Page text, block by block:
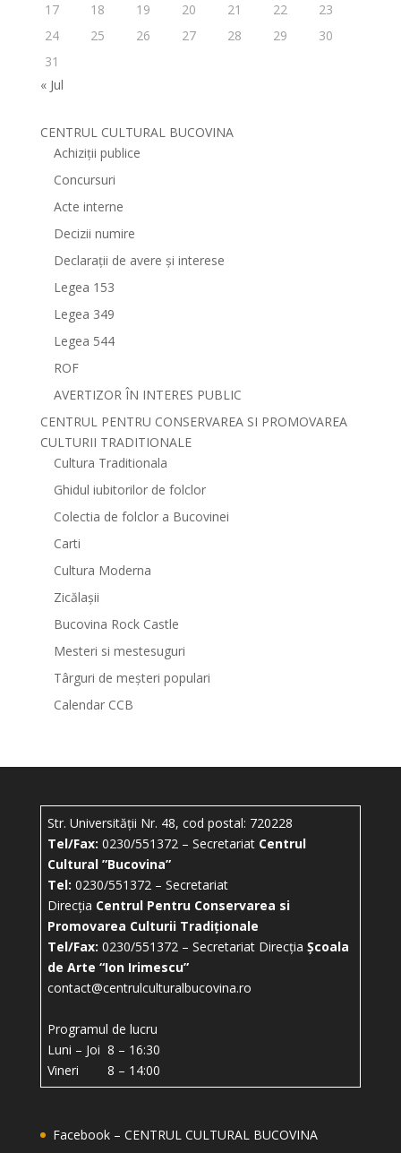
17
18 19 20 21 22
23
24
25 26 27 28 29
30
31
« Jul
CENTRUL CULTURAL BUCOVINA
Achiziții publice
Concursuri
Acte interne
Decizii numire
Declarații de avere și interese
Legea 153
Legea 349
Legea 544
ROF
AVERTIZOR ÎN INTERES PUBLIC
CENTRUL PENTRU CONSERVAREA SI PROMOVAREA
CULTURII TRADITIONALE
Cultura Traditionala
Ghidul iubitorilor de folclor
Colectia de folclor a Bucovinei
Carti
Cultura Moderna
Zicălașii
Bucovina Rock Castle
Mesteri si mestesuguri
Târguri de meșteri populari
Calendar CCB
Str. Universității Nr. 48, cod postal: 720228
Tel/Fax: 0230/551372 – Secretariat Centrul
Cultural ”Bucovina”
Tel: 0230/551372 – Secretariat
Direcția Centrul Pentru Conservarea si
Promovarea Culturii Tradiționale
Tel/Fax: 0230/551372 – Secretariat Direcția Școala
de Arte “Ion Irimescu”
contact@centrulculturalbucovina.ro
Programul de lucru
Luni – Joi 8 – 16:30
Vineri 8 – 14:00
Facebook – CENTRUL CULTURAL BUCOVINA